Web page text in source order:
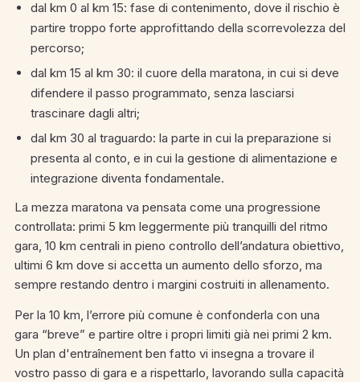
dal km 0 al km 15: fase di contenimento, dove il rischio è
partire troppo forte approfittando della scorrevolezza del
percorso;
dal km 15 al km 30: il cuore della maratona, in cui si deve
difendere il passo programmato, senza lasciarsi
trascinare dagli altri;
dal km 30 al traguardo: la parte in cui la preparazione si
presenta al conto, e in cui la gestione di alimentazione e
integrazione diventa fondamentale.
La mezza maratona va pensata come una progressione
controllata: primi 5 km leggermente più tranquilli del ritmo
gara, 10 km centrali in pieno controllo dell’andatura obiettivo,
ultimi 6 km dove si accetta un aumento dello sforzo, ma
sempre restando dentro i margini costruiti in allenamento.
Per la 10 km, l’errore più comune è confonderla con una
gara “breve” e partire oltre i propri limiti già nei primi 2 km.
Un plan d'entraînement ben fatto vi insegna a trovare il
vostro passo di gara e a rispettarlo, lavorando sulla capacità